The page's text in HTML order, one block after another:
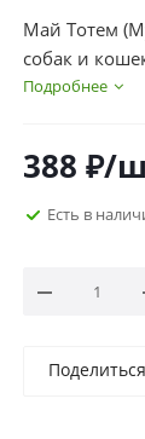
Май Тотем
собак и
Подробнее
388 ₽/
Есть в
Поделиться